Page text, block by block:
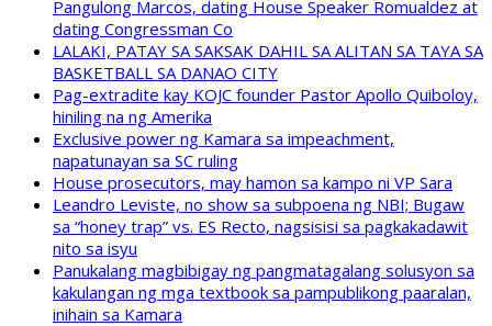
Pangulong Marcos, dating House Speaker Romualdez at
dating Congressman Co
LALAKI, PATAY SA SAKSAK DAHIL SA ALITAN SA TAYA SA
BASKETBALL SA DANAO CITY
Pag-extradite kay KOJC founder Pastor Apollo Quiboloy,
hiniling na ng Amerika
Exclusive power ng Kamara sa impeachment,
napatunayan sa SC ruling
House prosecutors, may hamon sa kampo ni VP Sara
Leandro Leviste, no show sa subpoena ng NBI; Bugaw
sa “honey trap” vs. ES Recto, nagsisisi sa pagkakadawit
nito sa isyu
Panukalang magbibigay ng pangmatagalang solusyon sa
kakulangan ng mga textbook sa pampublikong paaralan,
inihain sa Kamara